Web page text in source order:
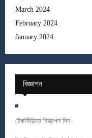
March 2024
February 2024
January 2024
বিজ্ঞাপন
টেকসিঁড়িতে বিজ্ঞাপন দিন